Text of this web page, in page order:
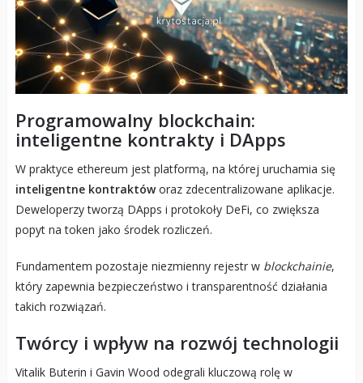
Programowalny blockchain:
inteligentne kontrakty i DApps
W praktyce ethereum jest platformą, na której uruchamia się
inteligentne kontraktóworaz zdecentralizowane aplikacje.
Deweloperzy tworzą DApps i protokoły DeFi, co zwiększa
popyt na token jako środek rozliczeń.
Fundamentem pozostaje niezmienny rejestr w blockchainie,
który zapewnia bezpieczeństwo i transparentność działania
takich rozwiązań.
Twórcy i wpływ na rozwój technologii
Vitalik Buterin i Gavin Wood odegrali kluczową rolę w